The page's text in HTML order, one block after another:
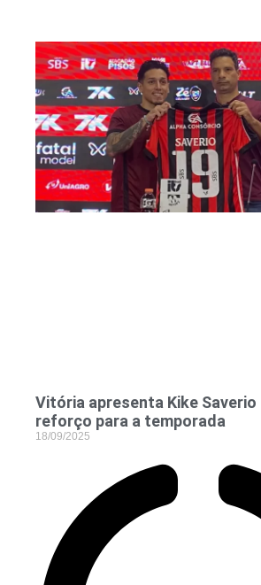
Vitória apresenta Kike Saverio
reforço para a temporada
18/09/2025